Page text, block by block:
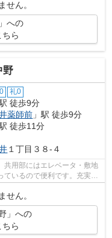
せん。
への
ら
野
礼0
徒歩9分
薬師前 」駅 徒歩9分
徒歩11分
１丁目３８-４
共用部にはエレベータ・敷地
ているので便利です。充実の
せん。
」への
ら